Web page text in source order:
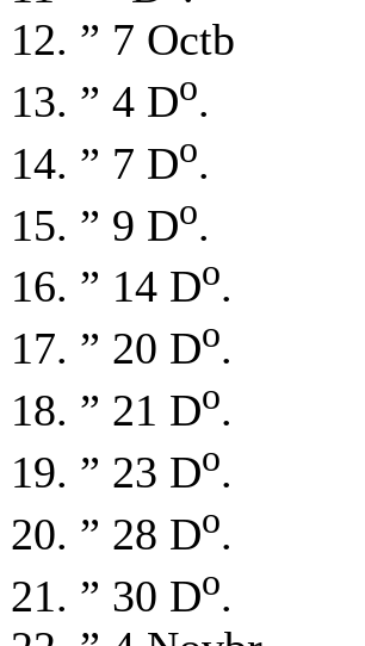
12. ” 7 Octb
13. ” 4 Do.
14. ” 7 Do.
15. ” 9 Do.
16. ” 14 Do.
17. ” 20 Do.
18. ” 21 Do.
19. ” 23 Do.
20. ” 28 Do.
21. ” 30 Do.